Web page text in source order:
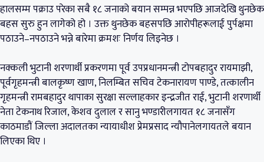
हालसम्म पक्राउ परेका सबै १८ जनाको बयान सम्पन्न भएपछि आजदेखि थुनछेक
बहस सुरु हुन लागेको हो । उक्त थुनछेक बहसपछि आरोपीहरूलाई पुर्पक्षमा
पठाउने–नपठाउने भन्ने बारेमा क्रमशः निर्णय लिइनेछ ।
नक्कली भुटानी शरणार्थी प्रकरणमा पूर्व उपप्रधानमन्त्री टोपबहादुर रायमाझी,
पूर्वगृहमन्त्री बालकृष्ण खाण, निलम्बित सचिव टेकनारायण पाण्डे, तत्कालीन
गृहमन्त्री रामबहादुर थापाका सुरक्षा सल्लाहकार इन्द्रजीत राई, भुटानी शरणार्थी
नेता टेकनाथ रिजाल, केशव दुलाल र सानु भण्डारीलगायत १८ जनासँग
काठमाडौं जिल्ला अदालतका न्यायाधीश प्रेमप्रसाद न्यौपानेलगायतले बयान
लिएका थिए ।